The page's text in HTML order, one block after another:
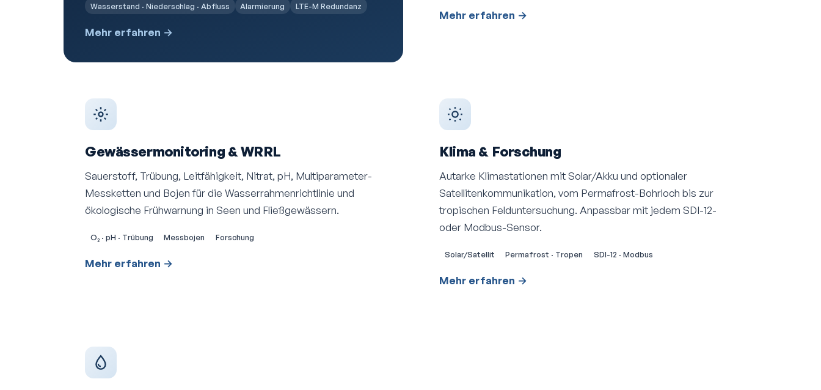
Wasserstand · Niederschlag · Abfluss Alarmierung LTE-M Redundanz
Mehr erfahren →
Mehr erfahren →
Gewässer­monitoring & WRRL
Sauerstoff, Trübung, Leitfähigkeit, Nitrat, pH, Multiparameter-
Messketten und Bojen für die Wasserrahmen­richtlinie und
ökologische Frühwarnung in Seen und Fließgewässern.
O₂ · pH · Trübung Messbojen Forschung
Mehr erfahren →
Klima & Forschung
Autarke Klima­stationen mit Solar/Akku und optionaler
Satelliten­kommunikation, vom Permafrost-Bohrloch bis zur
tropischen Felduntersuchung. Anpassbar mit jedem SDI-12-
oder Modbus-Sensor.
Solar/Satellit Permafrost · Tropen SDI-12 · Modbus
Mehr erfahren →